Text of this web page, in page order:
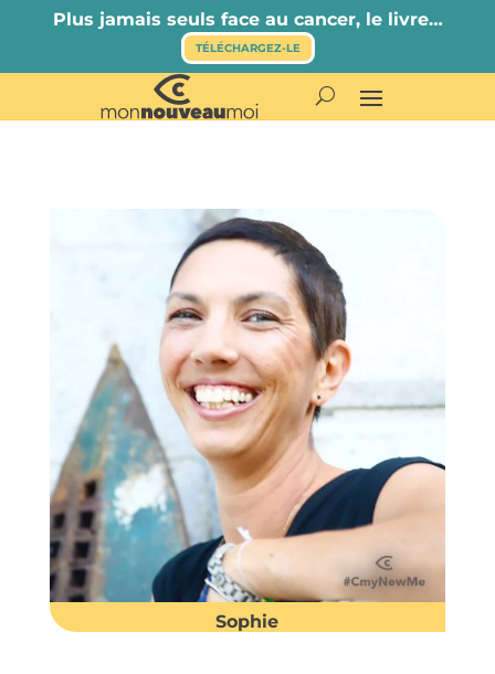
Plus jamais seuls face au cancer, le livre…
TÉLÉCHARGEZ-LE
Sophie